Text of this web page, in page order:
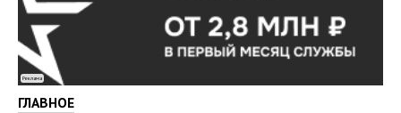
Реклама
ГЛАВНОЕ